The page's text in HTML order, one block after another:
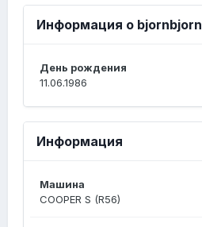
Информация о bjornbjorn
День рождения
11.06.1986
Информация
Машина
COOPER S (R56)